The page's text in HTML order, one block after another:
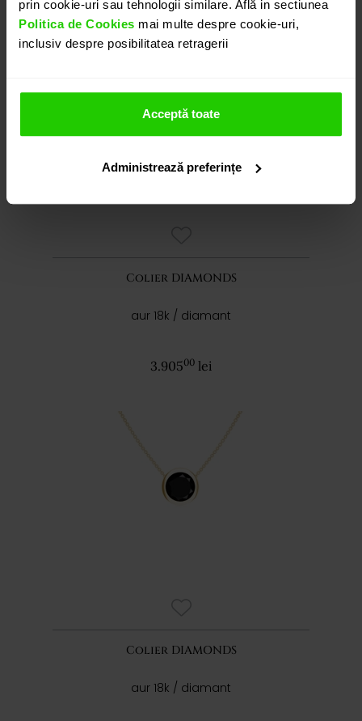
prin cookie-uri sau tehnologii similare. Află in sectiunea
Politica de Cookies mai multe despre cookie-uri,
inclusiv despre posibilitatea retragerii
Acceptă toate
Administrează preferințe
Colier DIAMONDS
aur 18k / diamant
3.90500 lei
Colier DIAMONDS
aur 18k / diamant